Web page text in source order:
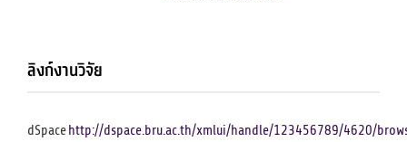
ลิงก์งานวิจัย
dSpacehttp://dspace.bru.ac.th/xmlui/handle/123456789/4620/